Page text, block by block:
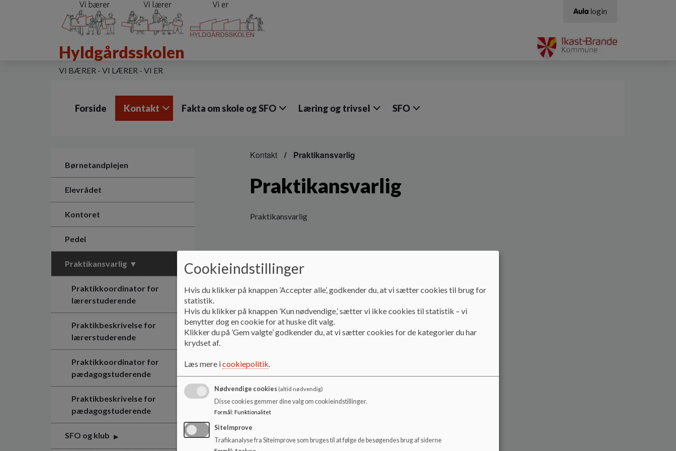
Hyldgårdsskolen
VI BÆRER - VI LÆRER - VI ER
login
Forside Kontakt Fakta om skole og SFO Læring og trivsel SFO
Børnetandplejen
Elevrådet
Kontoret
Pedel
Praktikansvarlig
Praktikkoordinator for
lærerstuderende
Praktikbeskrivelse for
lærerstuderende
Praktikkoordinator for
pædagogstuderende
Praktikbeskrivelse for
pædagogstuderende
SFO og klub
Kontakt Praktikansvarlig
Praktikansvarlig
Praktikansvarlig
Cookieindstillinger
Hvis du klikker på knappen ’Accepter alle’, godkender du, at vi sætter cookies til brug for
statistik.
Hvis du klikker på knappen ’Kun nødvendige,’ sætter vi ikke cookies til statistik – vi
benytter dog en cookie for at huske dit valg.
Klikker du på ’Gem valgte’ godkender du, at vi sætter cookies for de kategorier du har
krydset af.
Læs mere icookiepolitik.
Nødvendige cookies(altid nødvendig)
Disse cookies gemmer dine valg om cookieindstillinger.
Formål : Funktionalitet
SiteImprove
Trafikanalyse fra Siteimprove som bruges til at følge de besøgendes brug af siderne